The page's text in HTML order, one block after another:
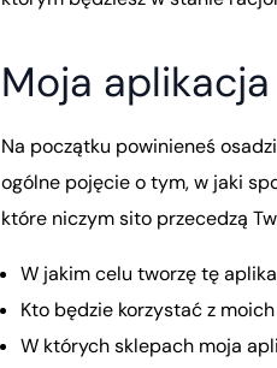
Moja
Na początku powinieneś
ogólne pojęcie o tym, w jaki
które niczym sito przecedzą
W jakim celu tworzę tę
Kto będzie korzystać z
W których sklepach moja